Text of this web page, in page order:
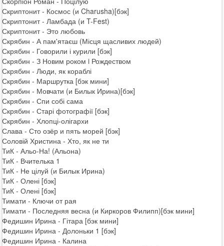
Скриптонит - Космос (и Charusha)[бэк]
Скриптонит - Ламбада (и T-Fest)
Скриптонит - Это любовь
Скрябин - А пам'ятаєш (Місця щасливих людей)
Скрябин - Говорили і курили [бэк]
Скрябин - З Новим роком i Рождеством
Скрябин - Люди, як кораблі
Скрябин - Маршрутка [бэк мини]
Скрябин - Мовчати (и Билык Ирина)[бэк]
Скрябин - Спи собі сама
Скрябин - Старі фотографії [бэк]
Скрябин - Хлопці-олігархи
Слава - Сто озёр и пять морей [бэк]
Соловій Христина - Хто, як не ти
ТиК - Альо-На! (Альона)
ТиК - Вчителька 1
ТиК - Не цілуй (и Билык Ирина)
ТиК - Олені [бэк]
ТиК - Олені [бэк]
Тимати - Ключи от рая
Тимати - Последняя весна (и Киркоров Филипп)[бэк мини]
Федишин Ирина - Гітара [бэк мини]
Федишин Ирина - Долоньки 1 [бэк]
Федишин Ирина - Калина